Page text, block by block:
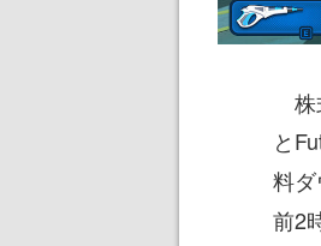
株
と
料
前2